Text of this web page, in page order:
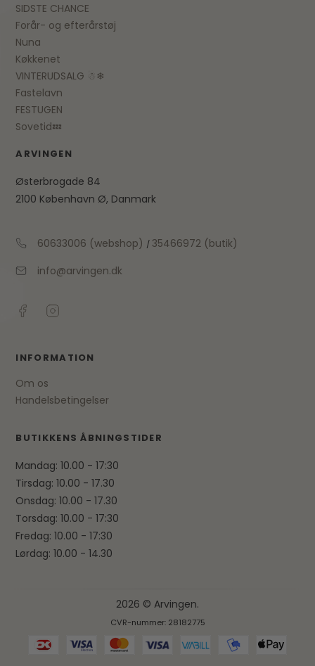
SIDSTE CHANCE
Forår- og efterårstøj
Nuna
Køkkenet
VINTERUDSALG ☃❄
Fastelavn
FESTUGEN
Sovetid💤
ARVINGEN
Østerbrogade 84
2100 København Ø, Danmark
60633006 (webshop) /35466972 (butik)
info@arvingen.dk
INFORMATION
Om os
Handelsbetingelser
BUTIKKENS ÅBNINGSTIDER
Mandag: 10.00 - 17:30
Tirsdag: 10.00 - 17.30
Onsdag: 10.00 - 17.30
Torsdag: 10.00 - 17:30
Fredag: 10.00 - 17:30
Lørdag: 10.00 - 14.30
2026 © Arvingen.
CVR-nummer: 28182775